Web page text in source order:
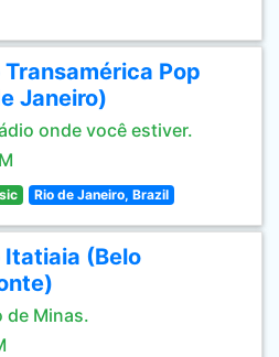
Transamérica Pop
Janeiro)
onde você estiver.
Rio de Janeiro, Brazil
Itatiaia (Belo
de Minas.